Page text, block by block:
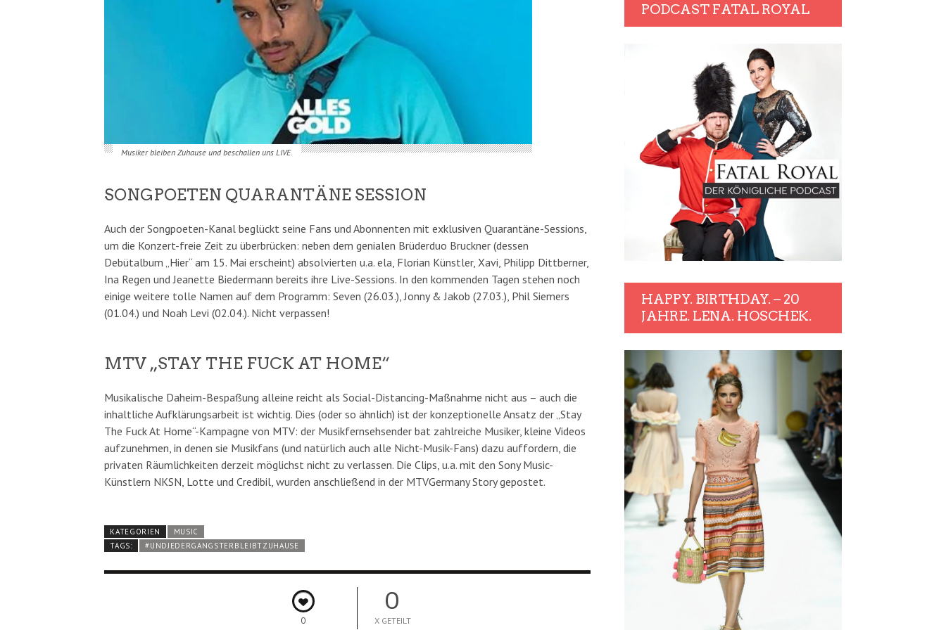
Musiker bleiben Zuhause und beschallen uns LIVE.
SONGPOETEN QUARANTÄNE SESSION
Auch der Songpoeten-Kanal beglückt seine Fans und Abonnenten mit exklusiven Quarantäne-Sessions,
um die Konzert-freie Zeit zu überbrücken: neben dem genialen Brüderduo Bruckner (dessen
Debütalbum „Hier“ am 15. Mai erscheint) absolvierten u.a. ela, Florian Künstler, Xavi, Philipp Dittberner,
Ina Regen und Jeanette Biedermann bereits ihre Live-Sessions. In den kommenden Tagen stehen noch
einige weitere tolle Namen auf dem Programm: Seven (26.03.), Jonny & Jakob (27.03.), Phil Siemers
(01.04.) und Noah Levi (02.04.). Nicht verpassen!
MTV „STAY THE FUCK AT HOME“
Musikalische Daheim-Bespaßung alleine reicht als Social-Distancing-Maßnahme nicht aus – auch die
inhaltliche Aufklärungsarbeit ist wichtig. Dies (oder so ähnlich) ist der konzeptionelle Ansatz der „Stay
The Fuck At Home“-Kampagne von MTV: der Musikfernsehsender bat zahlreiche Musiker, kleine Videos
aufzunehmen, in denen sie Musikfans (und natürlich auch alle Nicht-Musik-Fans) dazu auffordern, die
privaten Räumlichkeiten derzeit möglichst nicht zu verlassen. Die Clips, u.a. mit den Sony Music-
Künstlern NKSN, Lotte und Credibil, wurden anschließend in der MTVGermany Story gepostet.
KATEGORIEN
MUSIC
TAGS:
#UNDJEDERGANGSTERBLEIBTZUHAUSE
0
0
X GETEILT
PODCAST FATAL ROYAL
HAPPY. BIRTHDAY. – 20
JAHRE. LENA. HOSCHEK.